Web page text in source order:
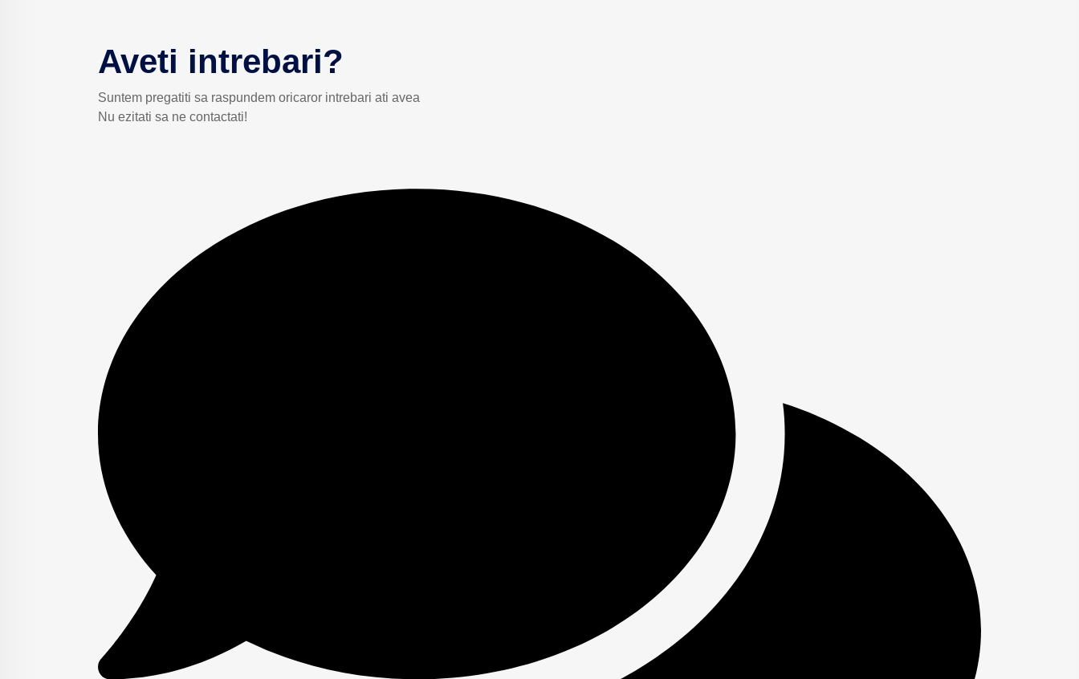
Aveti intrebari?
Suntem pregatiti sa raspundem oricaror intrebari ati avea
Nu ezitati sa ne contactati!